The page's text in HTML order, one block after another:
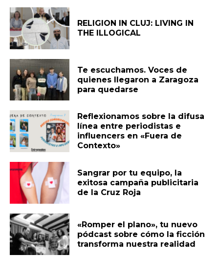
RELIGION IN CLUJ: LIVING IN
THE ILLOGICAL
Te escuchamos. Voces de
quienes llegaron a Zaragoza
para quedarse
Reflexionamos sobre la difusa
línea entre periodistas e
influencers en «Fuera de
Contexto»
Sangrar por tu equipo, la
exitosa campaña publicitaria
de la Cruz Roja
«Romper el plano», tu nuevo
pódcast sobre cómo la ficción
transforma nuestra realidad